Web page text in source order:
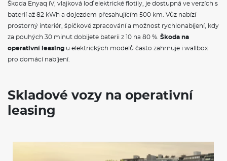
Škoda Enyaq iV, vlajková loď elektrické flotily, je dostupná ve verzích s
baterií až 82 kWh a dojezdem přesahujícím 500 km. Vůz nabízí
prostorný interiér, špičkové zpracování a možnost rychlonabíjení, kdy
za pouhých 30 minut dobijete baterii z 10 na 80 %. Škoda na
operativní leasing u elektrických modelů často zahrnuje i wallbox
pro domácí nabíjení.
Skladové vozy na operativní
leasing